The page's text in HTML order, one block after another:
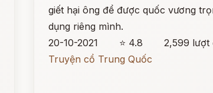
giết hại ông để được quốc vương
dụng riêng mình.
20-10-2021
⭐ 4.8
2,599 lượt
Truyện cổ Trung Quốc